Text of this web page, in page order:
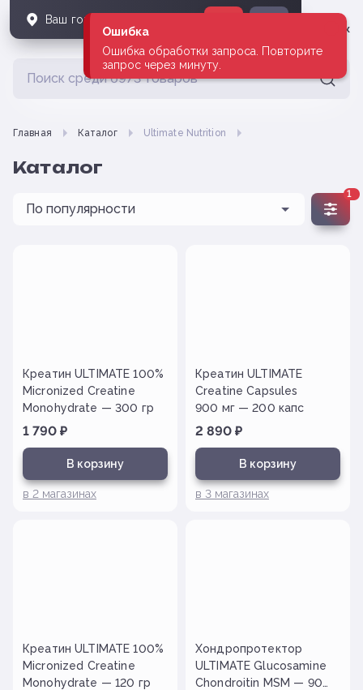
Владивосток
Главная Каталог Ultimate Nutrition
Каталог
1
Креатин ULTIMATE 100%
Micronized Creatine
Monohydrate — 300 гр
1 790 ₽
В корзину
в 2 магазинах
Креатин ULTIMATE
Creatine Capsules
900 мг — 200 капс
2 890 ₽
В корзину
в 3 магазинах
Креатин ULTIMATE 100%
Micronized Creatine
Monohydrate — 120 гр
Хондропротектор
ULTIMATE Glucosamine
Chondroitin MSM — 90
Ошибка
Ошибка обработки запроса. Повторите
запрос через минуту.
Ваш город